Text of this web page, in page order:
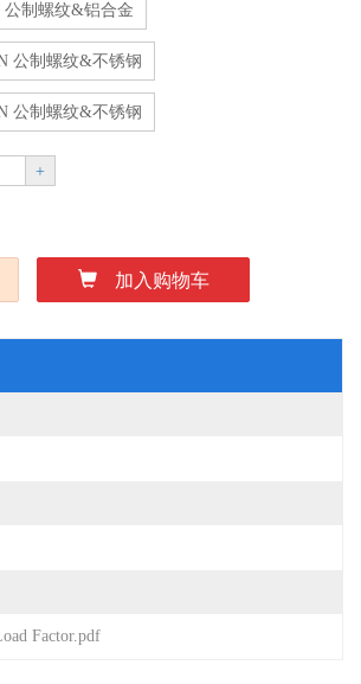
公制螺纹&铝合金
公制螺纹&不锈钢
公制螺纹&不锈钢
+
加入购物车
Factor.pdf